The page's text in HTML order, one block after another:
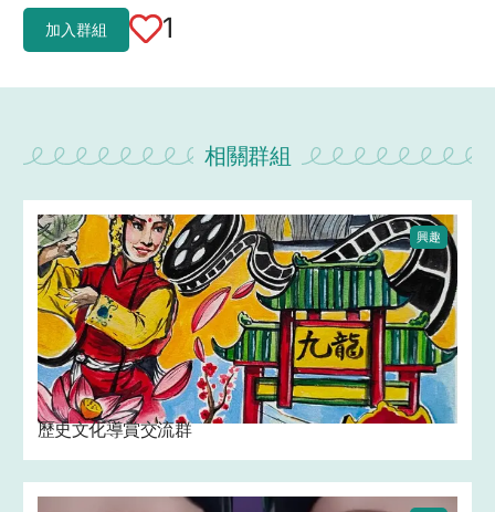
加入群組 1
相關群組
興趣
歷史文化導賞交流群